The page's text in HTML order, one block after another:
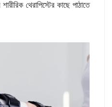
থেরাপিস্টের কাছে পাঠাতে